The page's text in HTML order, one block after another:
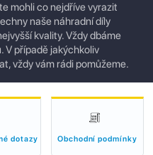
mohli co nejdříve vyrazit
naše náhradní díly
kvality. Vždy dbáme
V případě jakýchkoliv
vždy vám rádi pomůžeme.
dotazy Obchodní podmínky